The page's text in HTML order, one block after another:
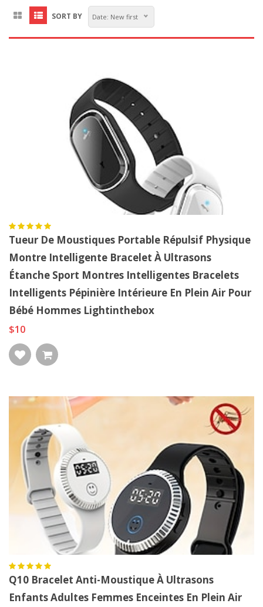
SORT BY Date: New first
Tueur De Moustiques Portable Répulsif Physique
Montre Intelligente Bracelet À Ultrasons
Étanche Sport Montres Intelligentes Bracelets
Intelligents Pépinière Intérieure En Plein Air Pour
Bébé Hommes Lightinthebox
$10
Q10 Bracelet Anti-Moustique À Ultrasons
Enfants Adultes Femmes Enceintes En Plein Air